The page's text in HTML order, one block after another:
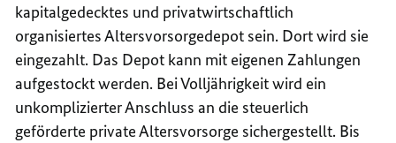
kapitalgedecktes und privatwirtschaftlich
organisiertes Altersvorsorgedepot sein. Dort wird sie
eingezahlt. Das Depot kann mit eigenen Zahlungen
aufgestockt werden. Bei Volljährigkeit wird ein
unkomplizierter Anschluss an die steuerlich
geförderte private Altersvorsorge sichergestellt. Bis